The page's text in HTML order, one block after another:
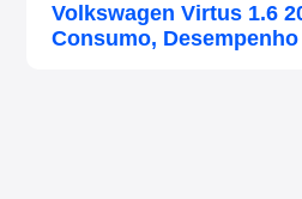
Volkswagen Virtus 1.6
Consumo,